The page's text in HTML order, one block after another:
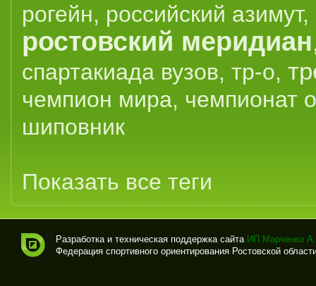
рогейн, российский азимут,
ростовский меридиан
спартакиада вузов, тр-о,
чемпион мира, чемпионат
шиповник
Показать все теги
Разработка и техническая поддержка сайта ИП Марченко
Федерация спортивного ориентирования Ростовской